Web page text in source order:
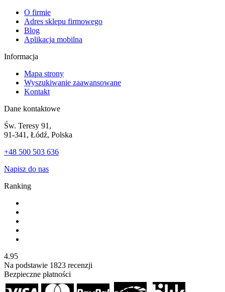
O firmie
Adres sklepu firmowego
Blog
Aplikacja mobilna
Informacja
Mapa strony
Wyszukiwanie zaawansowane
Kontakt
Dane kontaktowe
Św. Teresy 91,
91-341, Łódź, Polska
+48 500 503 636
Napisz do nas
Ranking
4.95
Na podstawie 1823 recenzji
Bezpieczne płatności